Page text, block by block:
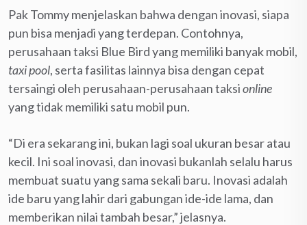
Pak Tommy menjelaskan bahwa dengan inovasi, siapa
pun bisa menjadi yang terdepan. Contohnya,
perusahaan taksi Blue Bird yang memiliki banyak mobil,
taxi pool, serta fasilitas lainnya bisa dengan cepat
tersaingi oleh perusahaan-perusahaan taksionline
yang tidak memiliki satu mobil pun.
“Di era sekarang ini, bukan lagi soal ukuran besar atau
kecil. Ini soal inovasi, dan inovasi bukanlah selalu harus
membuat suatu yang sama sekali baru. Inovasi adalah
ide baru yang lahir dari gabungan ide-ide lama, dan
memberikan nilai tambah besar,” jelasnya.